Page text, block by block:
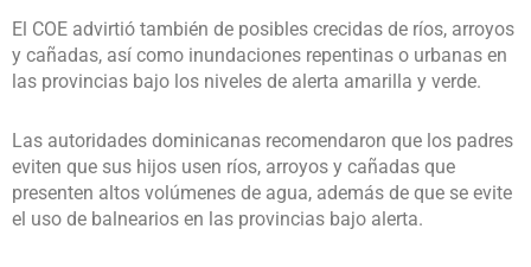
El COE advirtió también de posibles crecidas de ríos, arroyos
y cañadas, así como inundaciones repentinas o urbanas en
las provincias bajo los niveles de alerta amarilla y verde.
Las autoridades dominicanas recomendaron que los padres
eviten que sus hijos usen ríos, arroyos y cañadas que
presenten altos volúmenes de agua, además de que se evite
el uso de balnearios en las provincias bajo alerta.